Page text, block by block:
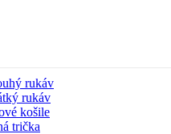
rukáv
rukáv
košile
trička